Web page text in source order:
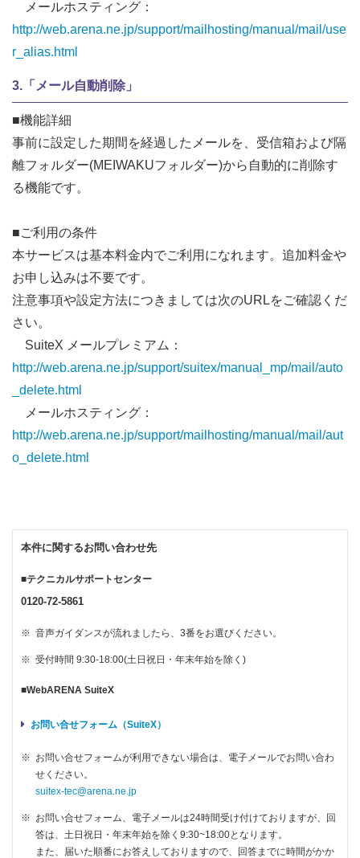
メールホスティング：
http://web.arena.ne.jp/support/mailhosting/manual/mail/use
r_alias.html
3.「メール自動削除」
■機能詳細
事前に設定した期間を経過したメールを、受信箱および隔
離フォルダー(MEIWAKUフォルダー)から自動的に削除す
る機能です。
■ご利用の条件
本サービスは基本料金内でご利用になれます。追加料金や
お申し込みは不要です。
注意事項や設定方法につきましては次のURLをご確認くだ
さい。
SuiteX メールプレミアム：
http://web.arena.ne.jp/support/suitex/manual_mp/mail/auto
_delete.html
メールホスティング：
http://web.arena.ne.jp/support/mailhosting/manual/mail/aut
o_delete.html
本件に関するお問い合わせ先
■テクニカルサポートセンター
0120-72-5861
※ 音声ガイダンスが流れましたら、3番をお選びください。
※ 受付時間 9:30-18:00(土日祝日・年末年始を除く)
■WebARENA SuiteX
お問い合せフォーム（SuiteX）
※ お問い合せフォームが利用できない場合は、電子メールでお問い合わ
せください。
suitex-tec@arena.ne.jp
※ お問い合せフォーム、電子メールは24時間受け付けておりますが、回
答は、土日祝日・年末年始を除く9:30~18:00となります。
また、届いた順番にお答えしておりますので、回答までに時間がかか